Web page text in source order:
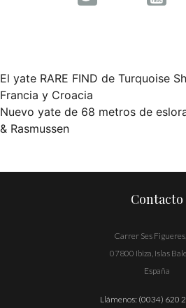
Navegación
de
El yate RARE FIND de Turquoise
Francia y Croacia
Nuevo yate de 68 metros de
& Rasmussen
Contacto
Carrer Ses
07800 Ibiza, Islas
España
Llámenos: (0034) 620